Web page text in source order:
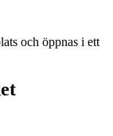
och öppnas i ett